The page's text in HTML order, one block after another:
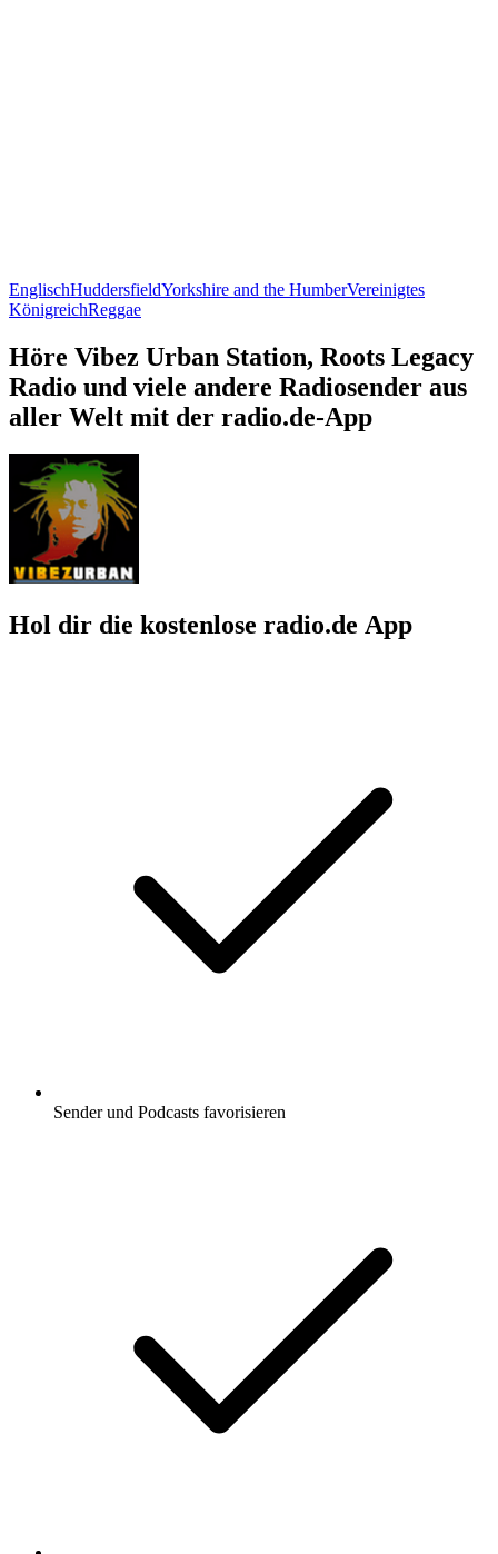
EnglischHuddersfieldYorkshire and the HumberVereinigtes
KönigreichReggae
Höre Vibez Urban Station, Roots Legacy
Radio und viele andere Radiosender aus
aller Welt mit der radio.de-App
Hol dir die kostenlose radio.de App
Sender und Podcasts favorisieren